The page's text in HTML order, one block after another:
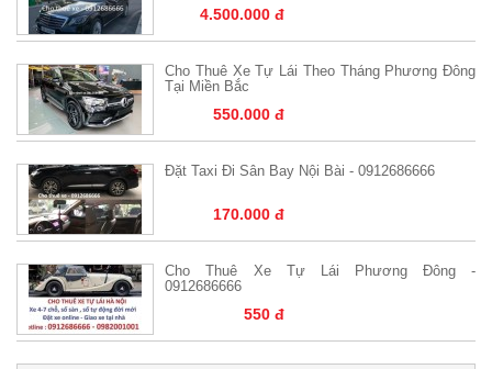
4.500.000 đ
Cho Thuê Xe Tự Lái Theo Tháng Phương Đông
Tại Miền Bắc
550.000 đ
Đặt Taxi Đi Sân Bay Nội Bài - 0912686666
170.000 đ
Cho Thuê Xe Tự Lái Phương Đông -
0912686666
550 đ